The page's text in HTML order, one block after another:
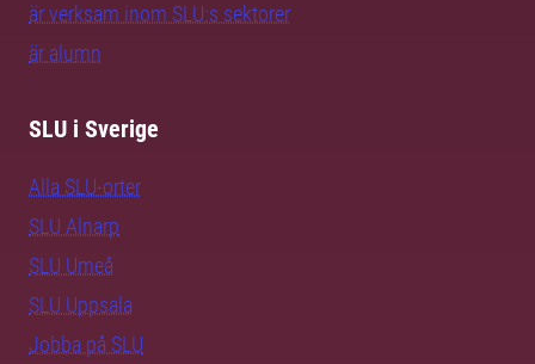
är verksam inom SLU:s sektorer
är alumn
SLU i Sverige
Alla SLU-orter
SLU Alnarp
SLU Umeå
SLU Uppsala
Jobba på SLU